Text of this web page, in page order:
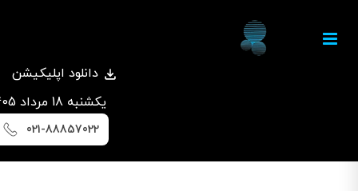
دانلود اپلیکیشن
يكشنبه 18 مرداد 1405
021-88857022